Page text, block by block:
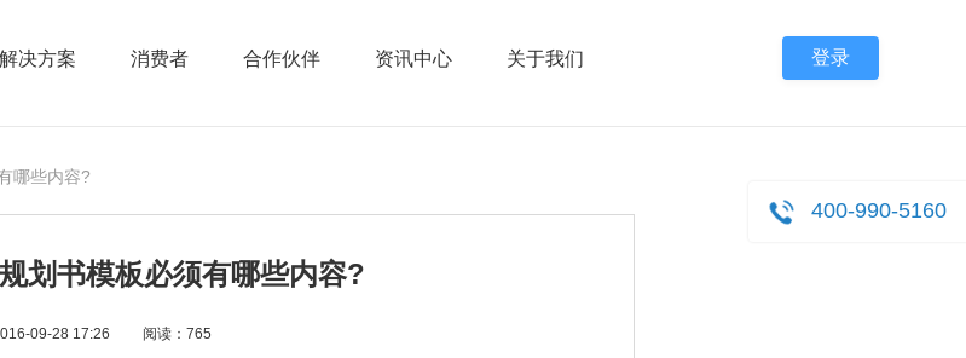
400-990-5160
登录
解决方案 消费者 合作伙伴 资讯中心 关于我们
哪些内容?
划书模板必须有哪些内容?
09-28 17:26 阅读：765